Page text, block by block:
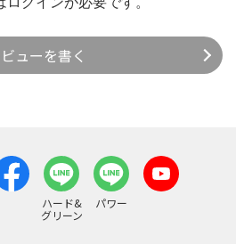
ューを書く
ハード&
グリーン
パワー